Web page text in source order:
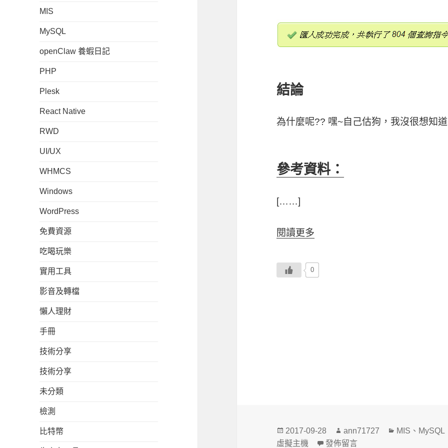
MIS
MySQL
openClaw 養蝦日記
PHP
Plesk
React Native
RWD
UI/UX
WHMCS
Windows
WordPress
免費資源
吃喝玩樂
實用工具
影音及轉檔
懶人理財
手冊
技術分享
技術分享
未分類
檢測
比特幣
結論
為什麼呢?? 嘿~自己估狗，我沒很想知
參考資料：
[……]
閱讀更多
0
發
佈
2017-09-28
作
者
ann71727
分
MIS 、 MySQL
虛擬主機
在〈MySQL 解決匯入錯誤
發佈留言